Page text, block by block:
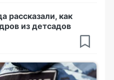
рассказали, как
из детсадов